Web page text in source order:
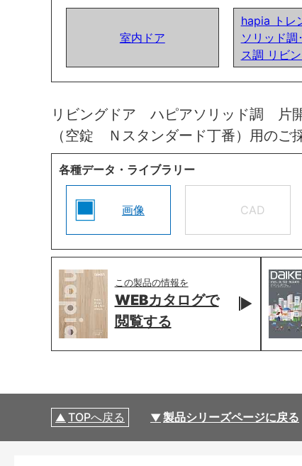
室内ドア
hapia トレ
ソリッド調
ス調 リビ
リビングドア ハピアソリッド調
（空錠 Ｎスタンダード丁番）用のご
各種データ・ライブラリー
画像 CAD
この製品の情報を
WEBカタログで
閲覧する
TOPへ戻る 製品シリーズページに戻る